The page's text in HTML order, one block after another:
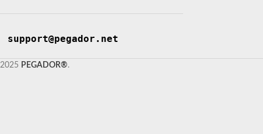
support@pegador.net
2025 PEGADOR®.